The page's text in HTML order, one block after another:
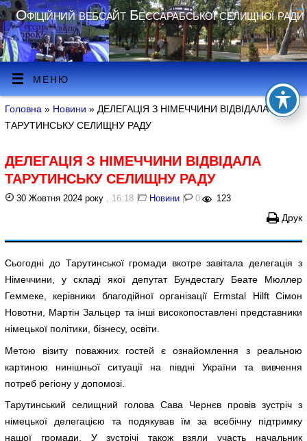
Офіційний вебсайт Бессарабської селищної ради
МЕНЮ
Головна » Новини » ДЕЛЕГАЦІЯ З НІМЕЧЧИНИ ВІДВІДАЛА
ТАРУТИНСЬКУ СЕЛИЩНУ РАДУ
ДЕЛЕГАЦІЯ З НІМЕЧЧИНИ ВІДВІДАЛА
ТАРУТИНСЬКУ СЕЛИЩНУ РАДУ
30 Жовтня 2024 року , 16:18 | Новини | 0 | 123
Друк
Сьогодні до Тарутинської громади вкотре завітала делегація з
Німеччини, у складі якої депутат Бундестагу Беате Мюллер
Геммеке, керівники благодійної організації Ermstal Hilft Сімон
Новотни, Мартін Зальцер та інші високопоставлені представники
німецької політики, бізнесу, освіти.
Метою візиту поважних гостей є ознайомлення з реальною
картиною нинішньої ситуації на півдні України та вивчення
потреб регіону у допомозі.
Тарутинський селищний голова Сава Чернєв провів зустріч з
німецької делегацією та подякував їм за всебічну підтримку
нашої громади. У зустрічі також взяли участь начальник